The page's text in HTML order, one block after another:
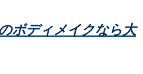
ボディメイクなら大